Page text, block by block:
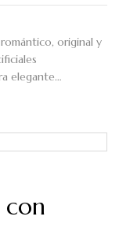
original y
elegante…
con